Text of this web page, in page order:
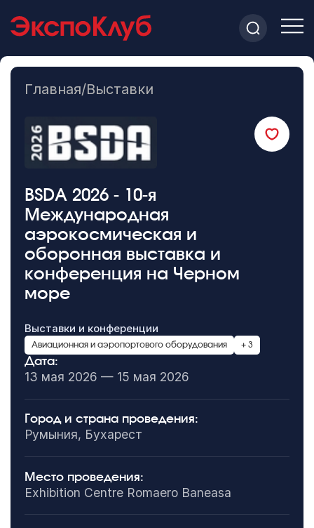
Главная/Выставки
BSDA 2026 - 10-я
Международная
аэрокосмическая и
оборонная выставка и
конференция на Черном
море
Выставки и конференции
Авиационная и аэропортового оборудования + 3
Дата:
13 мая 2026 — 15 мая 2026
Город и страна проведения:
Румыния, Бухарест
Место проведения:
Exhibition Centre Romaero Baneasa